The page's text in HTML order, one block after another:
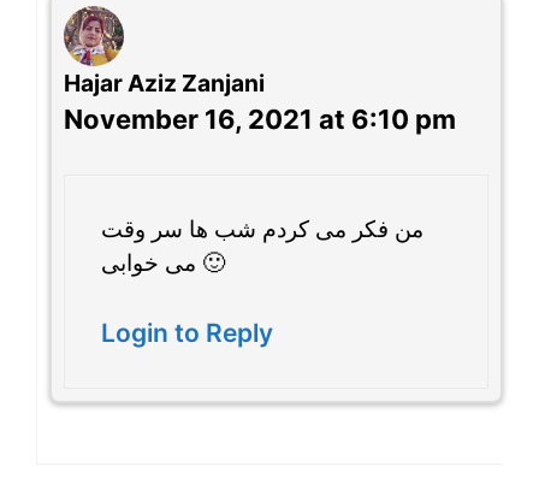
Hajar Aziz Zanjani
November 16, 2021 at 6:10 pm
من فکر می کردم شب ها سر وقت
می خوابی 🙂
Login to Reply